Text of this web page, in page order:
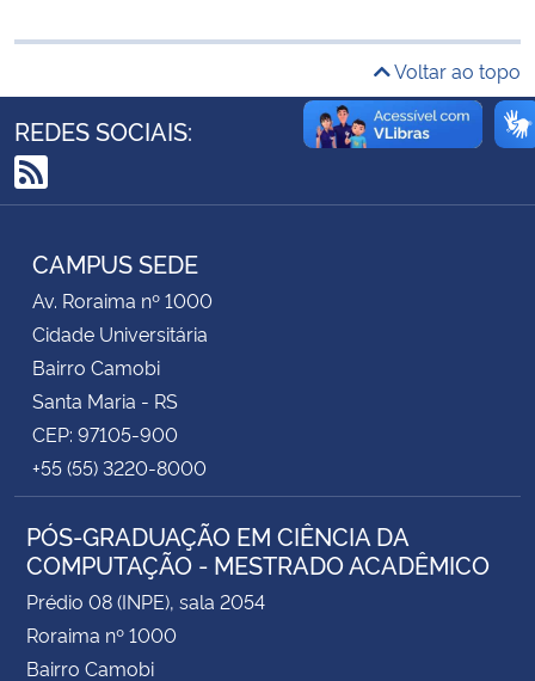
Ministério da Mulher, da Família e dos Direitos Humanos
Secretaria-Geral
Secretaria de Governo
Gabinete de Segurança Institucional
Advocacia-Geral da União
Voltar ao topo
REDES SOCIAIS:
RSS
CAMPUS SEDE
Av. Roraima nº 1000
Cidade Universitária
Bairro Camobi
Santa Maria - RS
CEP: 97105-900
+55 (55) 3220-8000
PÓS-GRADUAÇÃO EM CIÊNCIA DA
COMPUTAÇÃO - MESTRADO ACADÊMICO
Prédio 08 (INPE), sala 2054
Roraima nº 1000
Bairro Camobi